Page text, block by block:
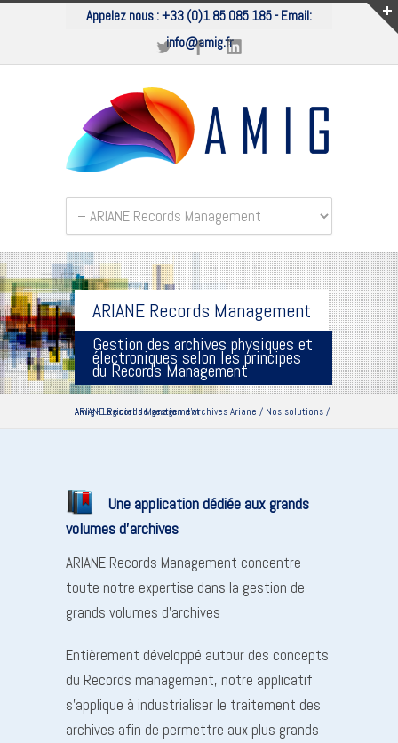
Appelez nous :+33 (0)1 85 085 185- Email:
info@amig.fr
ARIANE Records Management
Gestion des archives physiques et
électroniques selon les principes
du Records Management
Amig - Logiciel de gestion d'archives Ariane / Nos solutions /
ARIANE Records Management
Une application dédiée aux grands
volumes d’archives
ARIANE Records Management concentre
toute notre expertise dans la gestion de
grands volumes d’archives
Entièrement développé autour des concepts
du Records management, notre applicatif
s’applique à industrialiser le traitement des
archives afin de permettre aux plus grands